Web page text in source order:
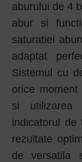
aburului de 4
abur si
saturatiei
adaptat
Sistemul cu
orice
si utilizarea
indicatorul de
rezultate
de versatila